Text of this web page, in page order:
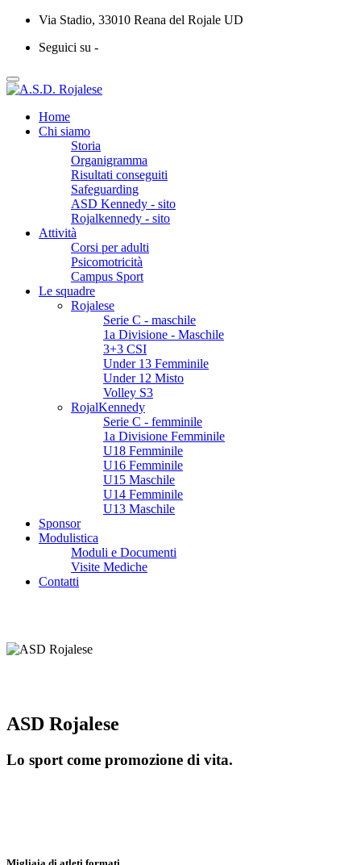
Via Stadio, 33010 Reana del Rojale UD
Seguici su -
Home
Chi siamo
Storia
Organigramma
Risultati conseguiti
Safeguarding
ASD Kennedy - sito
Rojalkennedy - sito
Attività
Corsi per adulti
Psicomotricità
Campus Sport
Le squadre
Rojalese
Serie C - maschile
1a Divisione - Maschile
3+3 CSI
Under 13 Femminile
Under 12 Misto
Volley S3
RojalKennedy
Serie C - femminile
1a Divisione Femminile
U18 Femminile
U16 Femminile
U15 Maschile
U14 Femminile
U13 Maschile
Sponsor
Modulistica
Moduli e Documenti
Visite Mediche
Contatti
ASD Rojalese
Lo sport come promozione di vita.